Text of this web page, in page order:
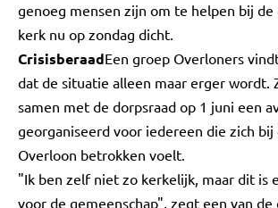
genoeg mensen zijn om te helpen bij de
kerk nu op zondag dicht.
CrisisberaadEen groep Overloners
dat de situatie alleen maar erger wordt.
samen met de dorpsraad op 1 juni een
georganiseerd voor iedereen die zich bij
Overloon betrokken voelt.
"Ik ben zelf niet zo kerkelijk, maar dit is
voor de gemeenschap", zegt een van de